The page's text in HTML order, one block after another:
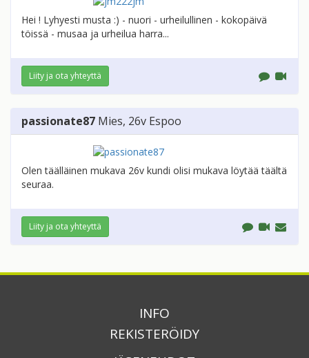
Hei ! Lyhyesti musta :) - nuori - urheilullinen - kokopäivä
töissä - musaa ja urheilua harra...
Liity ja ota yhteyttä
passionate87 Mies, 26v Espoo
Olen täälläinen mukava 26v kundi olisi mukava löytää täältä
seuraa.
Liity ja ota yhteyttä
INFO
REKISTERÖIDY